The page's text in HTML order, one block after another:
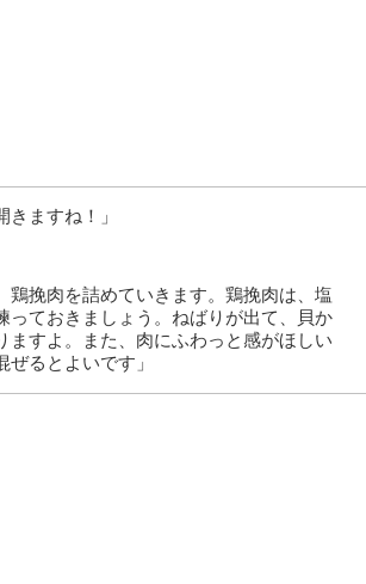
ますね！」
鶏挽肉を詰めていきます。鶏挽肉は、塩
っておきましょう。ねばりが出て、貝か
ますよ。また、肉にふわっと感がほしい
るとよいです」